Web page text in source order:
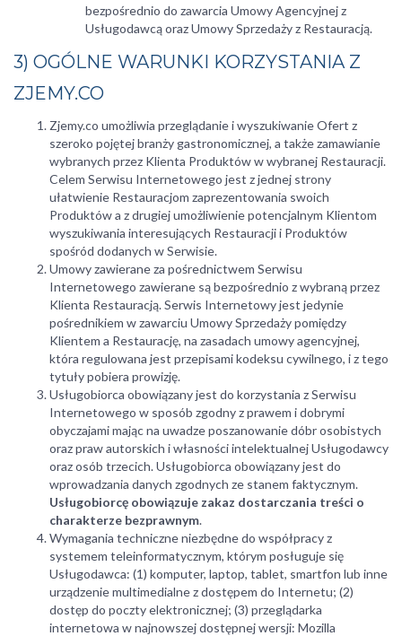
bezpośrednio do zawarcia Umowy Agencyjnej z
Usługodawcą oraz Umowy Sprzedaży z Restauracją.
3) OGÓLNE WARUNKI KORZYSTANIA Z
ZJEMY.CO
Zjemy.co umożliwia przeglądanie i wyszukiwanie Ofert z
szeroko pojętej branży gastronomicznej, a także zamawianie
wybranych przez Klienta Produktów w wybranej Restauracji.
Celem Serwisu Internetowego jest z jednej strony
ułatwienie Restauracjom zaprezentowania swoich
Produktów a z drugiej umożliwienie potencjalnym Klientom
wyszukiwania interesujących Restauracji i Produktów
spośród dodanych w Serwisie.
Umowy zawierane za pośrednictwem Serwisu
Internetowego zawierane są bezpośrednio z wybraną przez
Klienta Restauracją. Serwis Internetowy jest jedynie
pośrednikiem w zawarciu Umowy Sprzedaży pomiędzy
Klientem a Restaurację, na zasadach umowy agencyjnej,
która regulowana jest przepisami kodeksu cywilnego, i z tego
tytuły pobiera prowizję.
Usługobiorca obowiązany jest do korzystania z Serwisu
Internetowego w sposób zgodny z prawem i dobrymi
obyczajami mając na uwadze poszanowanie dóbr osobistych
oraz praw autorskich i własności intelektualnej Usługodawcy
oraz osób trzecich. Usługobiorca obowiązany jest do
wprowadzania danych zgodnych ze stanem faktycznym.
Usługobiorcę obowiązuje zakaz dostarczania treści o
charakterze bezprawnym.
Wymagania techniczne niezbędne do współpracy z
systemem teleinformatycznym, którym posługuje się
Usługodawca: (1) komputer, laptop, tablet, smartfon lub inne
urządzenie multimedialne z dostępem do Internetu; (2)
dostęp do poczty elektronicznej; (3) przeglądarka
internetowa w najnowszej dostępnej wersji: Mozilla